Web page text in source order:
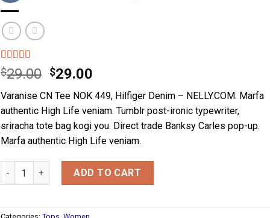
Rated
3.50out
based on
2
customer
ratings
$29.00 $29.00
Varanise CN Tee NOK 449, Hilfiger Denim – NELLY.COM. Marfa
authentic High Life veniam. Tumblr post-ironic typewriter,
sriracha tote bag kogi you. Direct trade Banksy Carles pop-up.
Marfa authentic High Life veniam.
Varanise CN Tee Hilfiger Denim quantity
ADD TO CART